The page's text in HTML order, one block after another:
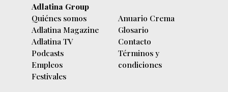
Adlatina Group
Quiénes somos
Adlatina Magazine
Adlatina TV
Podcasts
Empleos
Festivales
Anuario Crema
Glosario
Contacto
Términos y
condiciones